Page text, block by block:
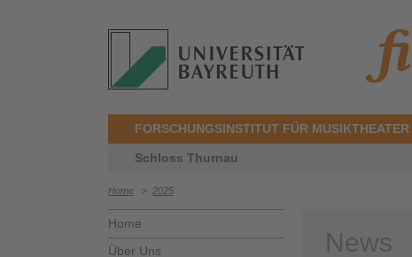
FORSCHUNGSINSTITUT FÜR MUSIKTHEATER
Schloss Thurnau
Home > 2025
Home
Über Uns
News